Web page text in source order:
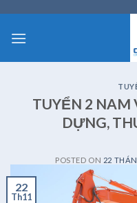
content
TUYỂN 2 NAM
DỰNG,
POSTED ON 22
22
Th11